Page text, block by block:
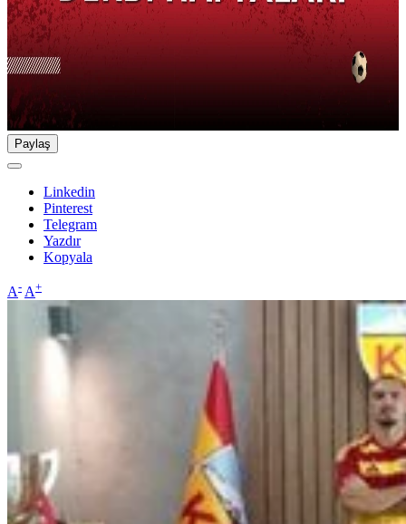
Paylaş
Linkedin
Pinterest
Telegram
Yazdır
Kopyala
A- A+